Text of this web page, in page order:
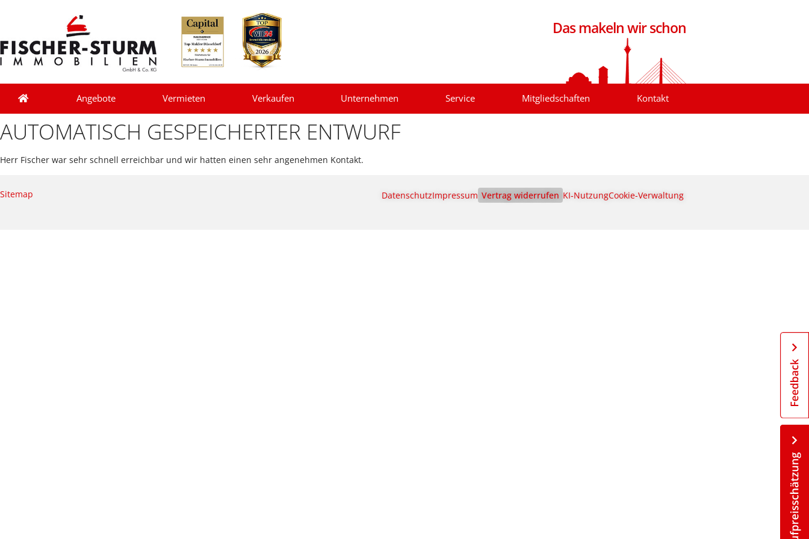
Das makeln wir schon
Angebote Vermieten Verkaufen Unternehmen Service Mitgliedschaften Kontakt
AUTOMATISCH GESPEICHERTER ENTWURF
Herr Fischer war sehr schnell erreichbar und wir hatten einen sehr angenehmen Kontakt.
Sitemap DatenschutzImpressum Vertrag widerrufen KI‑NutzungCookie-Verwaltung